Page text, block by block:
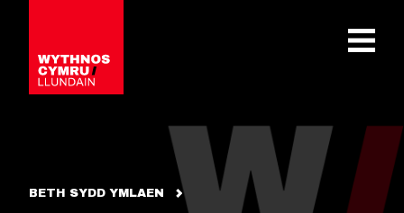
OPEN
BETH SYDD YMLAEN